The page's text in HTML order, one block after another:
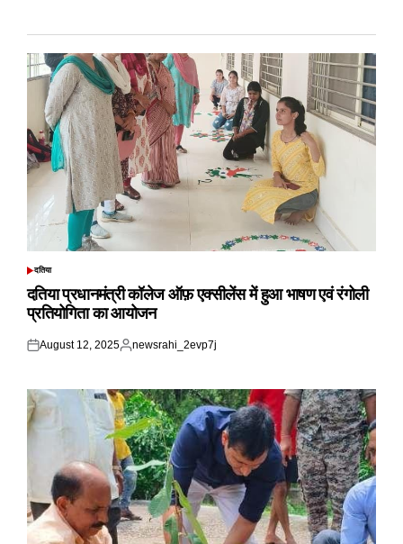
POSTED
दतिया
दतिया प्रधानमंत्री कॉलेज ऑफ़ एक्सीलेंस में हुआ भाषण एवं रंगोली
प्रतियोगिता का आयोजन
Posted
August 12, 2025
Posted
newsrahi_2evp7j